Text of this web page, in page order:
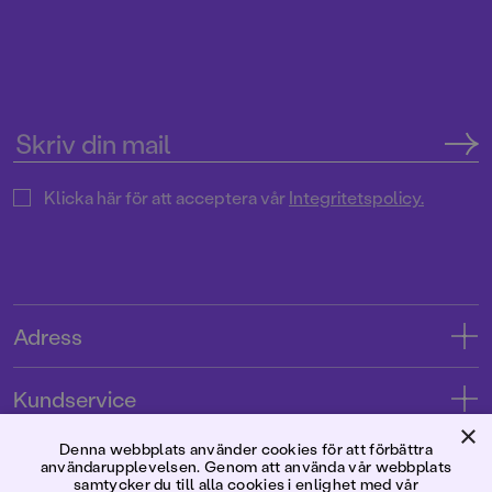
Klicka här för att acceptera vårIntegritetspolicy.
Adress
Tryckerigatan 4
Kundservice
Kontakta oss
Kundservice
Förlaget
×
Denna webbplats använder cookies för att förbättra
användarupplevelsen. Genom att använda vår webbplats
samtycker du till alla cookies i enlighet med vår